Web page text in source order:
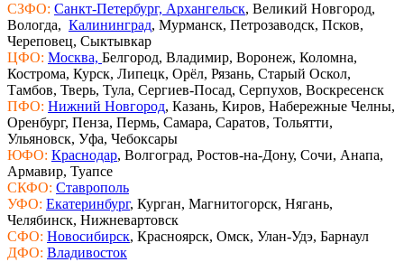
СЗФО: Санкт-Петербург, Архангельск, Великий Новгород,
Вологда, Калининград, Мурманск, Петрозаводск, Псков,
Череповец, Сыктывкар
ЦФО: Москва, Белгород, Владимир, Воронеж, Коломна,
Кострома, Курск, Липецк, Орёл, Рязань, Старый Оскол,
Тамбов, Тверь, Тула, Сергиев-Посад, Серпухов, Воскресенск
ПФО: Нижний Новгород, Казань, Киров, Набережные Челны,
Оренбург, Пенза, Пермь, Самара, Саратов, Тольятти,
Ульяновск, Уфа, Чебоксары
ЮФО: Краснодар, Волгоград, Ростов-на-Дону, Сочи, Анапа,
Армавир, Туапсе
СКФО: Ставрополь
УФО: Екатеринбург, Курган, Магнитогорск, Нягань,
Челябинск, Нижневартовск
СФО: Новосибирск, Красноярск, Омск, Улан-Удэ, Барнаул
ДФО: Владивосток